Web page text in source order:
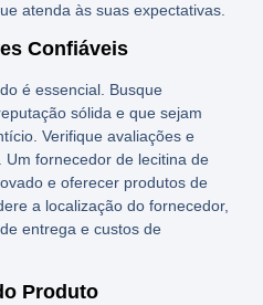
atenda às suas expectativas.
Confiáveis
é essencial. Busque
sólida e que sejam
Verifique avaliações e
Um fornecedor de lecitina de
e oferecer produtos de
a localização do fornecedor,
entrega e custos de
Produto